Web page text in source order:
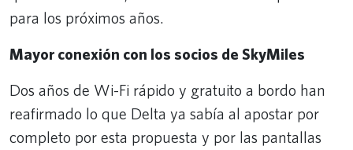
para los próximos años.
Mayor conexión con los socios de SkyMiles
Dos años de Wi-Fi rápido y gratuito a bordo han
reafirmado lo que Delta ya sabía al apostar por
completo por esta propuesta y por las pantallas